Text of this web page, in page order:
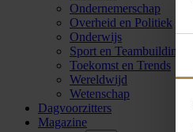
Ondernemerschap
Overheid en Politiek
Onderwijs
Sport en Teambuilding
Toekomst en Trends
Wereldwijd
Wetenschap
Dagvoorzitters
Magazine